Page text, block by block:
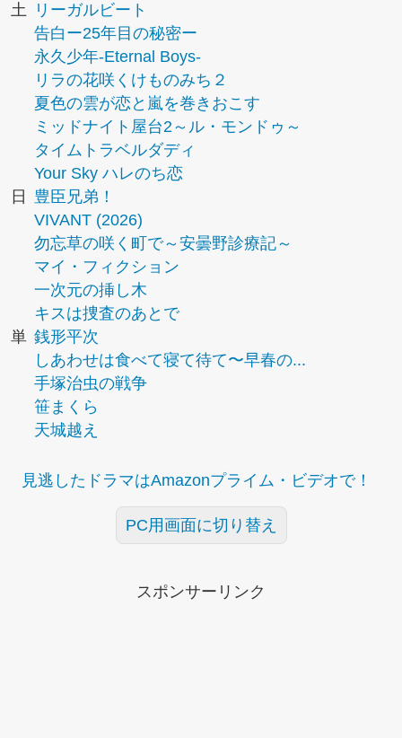
土
リーガルビート
告白ー25年目の秘密ー
永久少年-Eternal Boys-
リラの花咲くけものみち２
夏色の雲が恋と嵐を巻きおこす
ミッドナイト屋台2～ル・モンドゥ～
タイムトラベルダディ
Your Sky ハレのち恋
日
豊臣兄弟！
VIVANT (2026)
勿忘草の咲く町で～安曇野診療記～
マイ・フィクション
一次元の挿し木
キスは捜査のあとで
単 銭形平次
しあわせは食べて寝て待て〜早春の...
手塚治虫の戦争
笹まくら
天城越え
見逃したドラマはAmazonプライム・ビデオで！
PC用画面に切り替え
スポンサーリンク